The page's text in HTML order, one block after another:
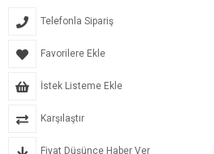
Telefonla Sipariş
Favorilere Ekle
İstek Listeme Ekle
Karşılaştır
Fiyat Düşünce Haber Ver